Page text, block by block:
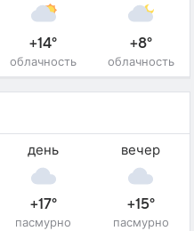
+14°
облачность
+8°
облачность
день
+17°
пасмурно
вечер
+15°
пасмурно